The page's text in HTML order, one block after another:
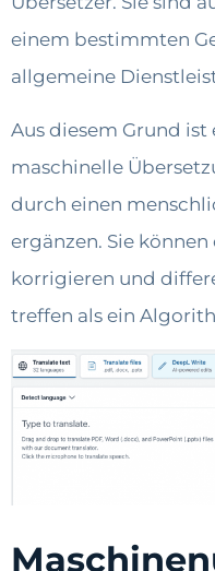
einem bestimmten
allgemeine
Aus diesem Grund
maschinelle
durch einen
ergänzen. Sie
korrigieren und
treffen als ein